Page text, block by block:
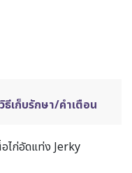
วิธีเก็บรักษา/คำเตือน
ไก่อัดแท่ง Jerky